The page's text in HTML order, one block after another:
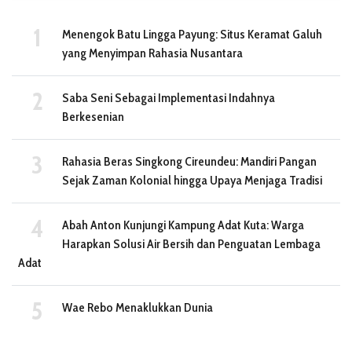
Menengok Batu Lingga Payung: Situs Keramat Galuh
yang Menyimpan Rahasia Nusantara
Saba Seni Sebagai Implementasi Indahnya
Berkesenian
Rahasia Beras Singkong Cireundeu: Mandiri Pangan
Sejak Zaman Kolonial hingga Upaya Menjaga Tradisi
Abah Anton Kunjungi Kampung Adat Kuta: Warga
Harapkan Solusi Air Bersih dan Penguatan Lembaga
Adat
Wae Rebo Menaklukkan Dunia